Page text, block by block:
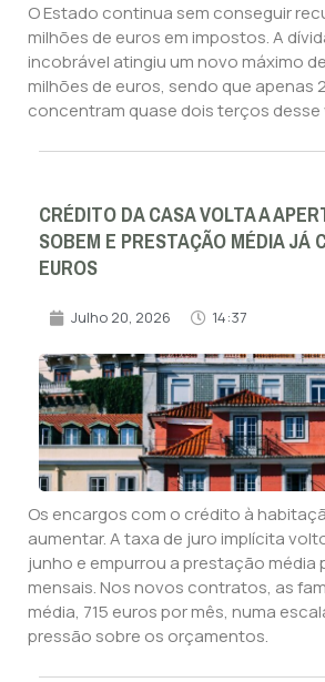
O Estado continua sem conseguir
milhões de euros em impostos. A
incobrável atingiu um novo máximo
milhões de euros, sendo que apenas
concentram quase dois terços desse
CRÉDITO DA CASA VOLTA A
SOBEM E PRESTAÇÃO MÉDIA JÁ
EUROS
Julho 20, 2026 14:37
Os encargos com o crédito à
aumentar. A taxa de juro implícita
junho e empurrou a prestação média
mensais. Nos novos contratos, as
média, 715 euros por mês, numa
pressão sobre os orçamentos.